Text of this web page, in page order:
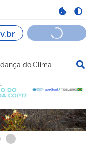
do Clima
Serviços